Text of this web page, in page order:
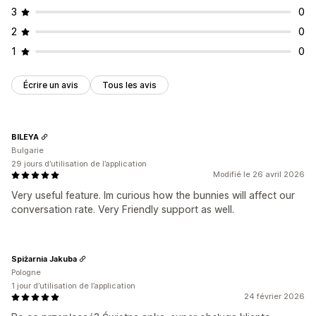
Cumul des réductions
Analyses de données
Réductions en fonction de la quantité
Réductions forfaitaires Réductions en pourcentage
Deux pour le prix d’un Tarification en gros Prix de gros
Tarification dynamique Tarification personnalisée
3
0
2
0
1
0
Écrire un avis Tous les avis
Modifié le 26 avril 2026
Very useful feature. Im curious how the bunnies will affect our
conversation rate. Very Friendly support as well.
BILEYA
Bulgarie
29 jours d’utilisation de l’application
24 février 2026
Spiżarnia Jakuba
Pologne
1 jour d’utilisation de l’application